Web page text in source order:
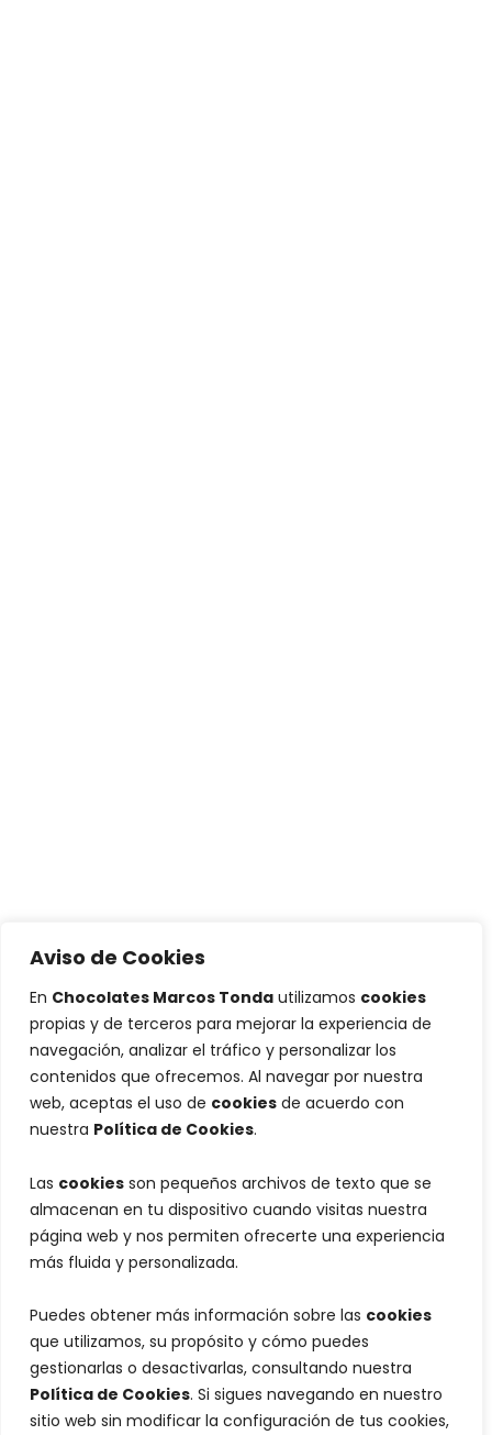
Aviso de Cookies
En Chocolates Marcos Tonda utilizamos cookies
propias y de terceros para mejorar la experiencia de
navegación, analizar el tráfico y personalizar los
contenidos que ofrecemos. Al navegar por nuestra
web, aceptas el uso de cookies de acuerdo con
nuestra Política de Cookies.
Las cookies son pequeños archivos de texto que se
almacenan en tu dispositivo cuando visitas nuestra
página web y nos permiten ofrecerte una experiencia
más fluida y personalizada.
Puedes obtener más información sobre las cookies
que utilizamos, su propósito y cómo puedes
gestionarlas o desactivarlas, consultando nuestra
Política de Cookies. Si sigues navegando en nuestro
sitio web sin modificar la configuración de tus cookies,